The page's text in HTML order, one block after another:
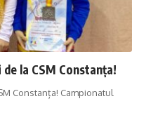
la CSM Constanța!
Constanța! Campionatul